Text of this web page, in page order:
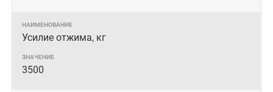
Усилие отжима, кг
3500